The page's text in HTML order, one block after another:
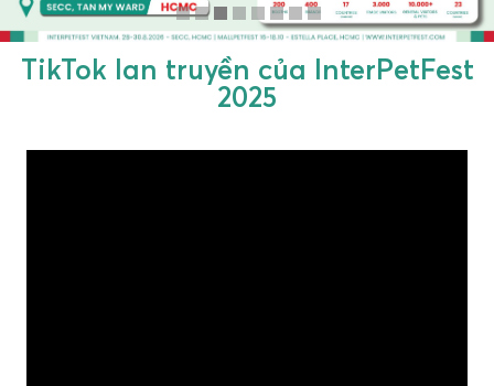
TikTok lan truyền của InterPetFest
2025